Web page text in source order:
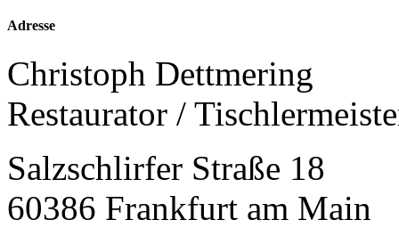
Adresse
Christoph Dettmering
Restaurator /
Salzschlirfer Straße 18
60386 Frankfurt am Main